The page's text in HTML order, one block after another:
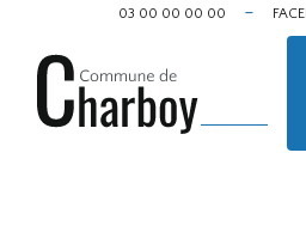
03 00 00 00 00